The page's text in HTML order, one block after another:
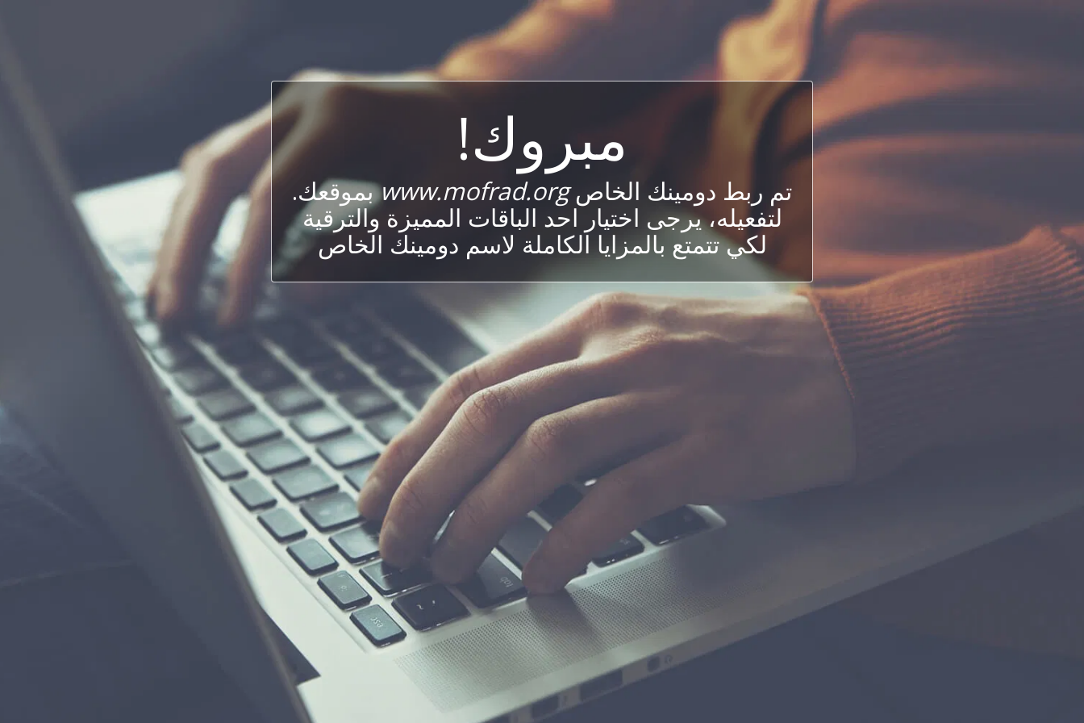
مبروك!
تم ربط دومينك الخاصwww.mofrad.orgبموقعك.
لتفعيله، يرجى اختيار احد الباقات المميزة والترقية
لكي تتمتع بالمزايا الكاملة لاسم دومينك الخاص